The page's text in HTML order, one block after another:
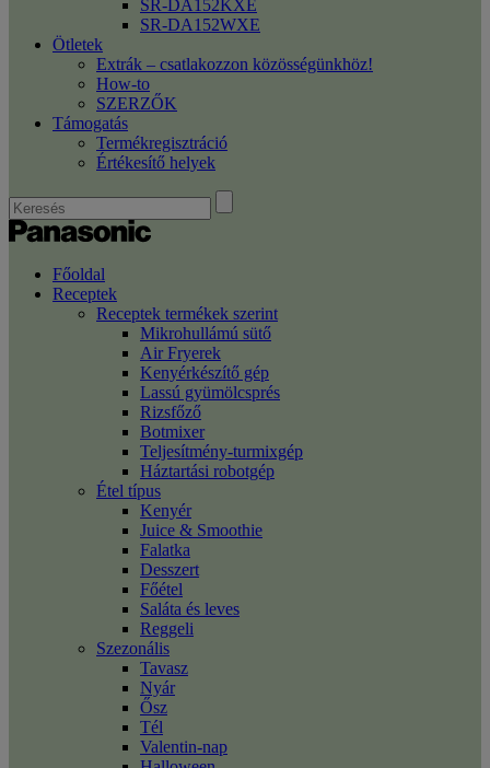
SR-DA152KXE
SR-DA152WXE
Ötletek
Extrák – csatlakozzon közösségünkhöz!
How-to
SZERZŐK
Támogatás
Termékregisztráció
Értékesítő helyek
Főoldal
Receptek
Receptek termékek szerint
Mikrohullámú sütő
Air Fryerek
Kenyérkészítő gép
Lassú gyümölcsprés
Rizsfőző
Botmixer
Teljesítmény-turmixgép
Háztartási robotgép
Étel típus
Kenyér
Juice & Smoothie
Falatka
Desszert
Főétel
Saláta és leves
Reggeli
Szezonális
Tavasz
Nyár
Ősz
Tél
Valentin-nap